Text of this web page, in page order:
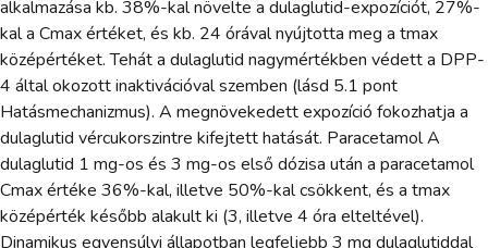
alkalmazása kb. 38%-kal növelte a dulaglutid-expozíciót, 27%-
kal a Cmax értéket, és kb. 24 órával nyújtotta meg a tmax
középértéket. Tehát a dulaglutid nagymértékben védett a DPP-
4 által okozott inaktivációval szemben (lásd 5.1 pont
Hatásmechanizmus). A megnövekedett expozíció fokozhatja a
dulaglutid vércukorszintre kifejtett hatását. Paracetamol A
dulaglutid 1 mg-os és 3 mg-os első dózisa után a paracetamol
Cmax értéke 36%-kal, illetve 50%-kal csökkent, és a tmax
középérték később alakult ki (3, illetve 4 óra elteltével).
Dinamikus egyensúlyi állapotban legfeljebb 3 mg dulaglutiddal